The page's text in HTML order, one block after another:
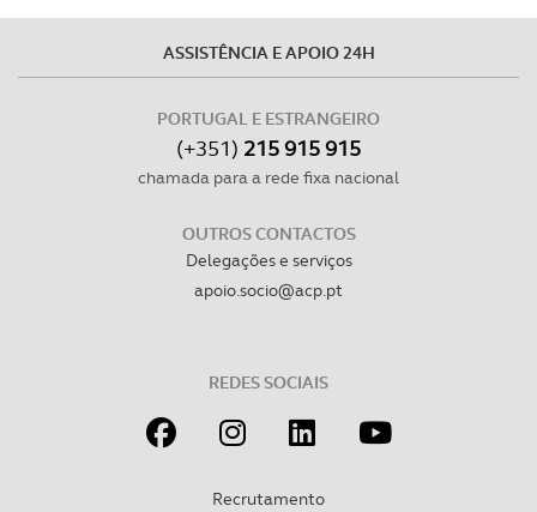
ASSISTÊNCIA E APOIO 24H
PORTUGAL E ESTRANGEIRO
(+351) 215 915 915
chamada para a rede fixa nacional
OUTROS CONTACTOS
Delegações e serviços
apoio.socio@acp.pt
REDES SOCIAIS
Recrutamento